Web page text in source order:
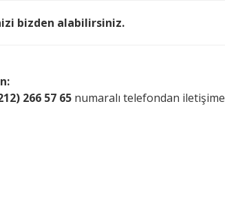
bizden alabilirsiniz.
266 57 65 numaralı telefondan iletişime